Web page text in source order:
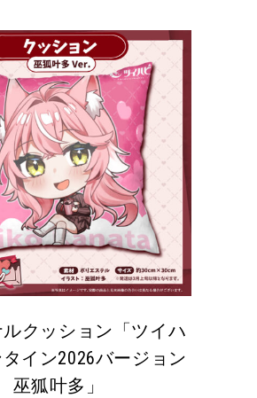
クッション「ツイハ
イン2026バージョン
巫狐叶多」